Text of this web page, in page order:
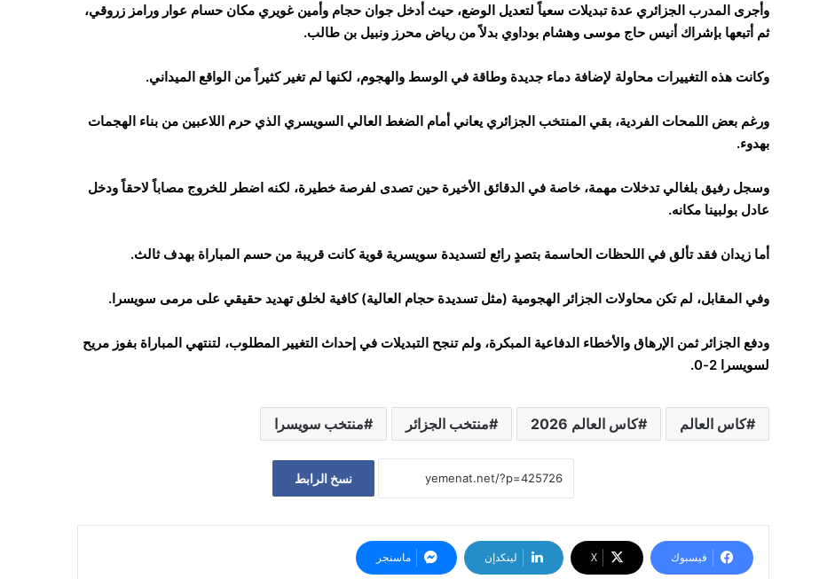
وأجرى المدرب الجزائري عدة تبديلات سعياً لتعديل الوضع، حيث أدخل جوان حجام وأمين غويري مكان حسام عوار ورامز زروقي،
ثم أتبعها بإشراك أنيس حاج موسى وهشام بوداوي بدلاً من رياض محرز ونبيل بن طالب.
وكانت هذه التغييرات محاولة لإضافة دماء جديدة وطاقة في الوسط والهجوم، لكنها لم تغير كثيراً من الواقع الميداني.
ورغم بعض اللمحات الفردية، بقي المنتخب الجزائري يعاني أمام الضغط العالي السويسري الذي حرم اللاعبين من بناء الهجمات
بهدوء.
وسجل رفيق بلغالي تدخلات مهمة، خاصة في الدقائق الأخيرة حين تصدى لفرصة خطيرة، لكنه اضطر للخروج مصاباً لاحقاً ودخل
عادل بولبينا مكانه.
أما زيدان فقد تألق في اللحظات الحاسمة بتصدٍ رائع لتسديدة سويسرية قوية كانت قريبة من حسم المباراة بهدف ثالث.
وفي المقابل، لم تكن محاولات الجزائر الهجومية (مثل تسديدة حجام العالية) كافية لخلق تهديد حقيقي على مرمى سويسرا.
ودفع الجزائر ثمن الإرهاق والأخطاء الدفاعية المبكرة، ولم تنجح التبديلات في إحداث التغيير المطلوب، لتنتهي المباراة بفوز مريح
لسويسرا 2-0.
كاس العالم كاس العالم 2026 منتخب الجزائر منتخب سويسرا
نسخ الرابط
فيسبوك ‫X لينكدإن ماسنجر